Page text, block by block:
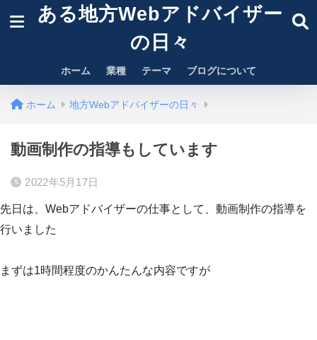
ある地方Webアドバイザー
の日々
ホーム 業種 テーマ ブログについて
ホーム 地方Webアドバイザーの日々
動画制作の指導もしています
2022年5月17日
先日は、Webアドバイザーの仕事として、動画制作の指導を
行いました
まずは1時間程度のかんたんな内容ですが